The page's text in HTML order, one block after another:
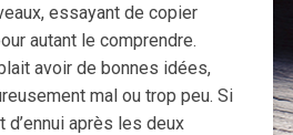
essayant de copier
autant le comprendre.
avoir de bonnes idées,
mal ou trop peu. Si
d’ennui après les deux